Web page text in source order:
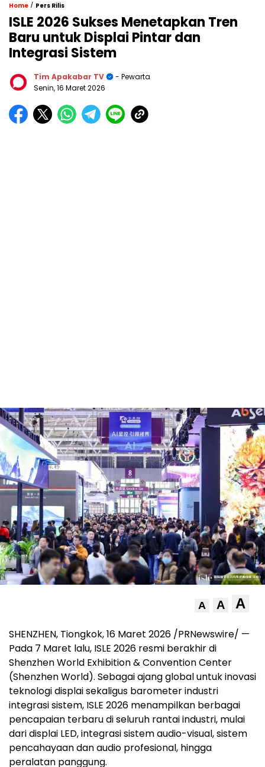
Home / Pers Rilis
ISLE 2026 Sukses Menetapkan Tren
Baru untuk Displai Pintar dan
Integrasi Sistem
Tim Apakabar TV
- Pewarta
Senin, 16 Maret 2026
A A A
SHENZHEN, Tiongkok, 16 Maret 2026 /PRNewswire/ —
Pada 7 Maret lalu, ISLE 2026 resmi berakhir di
Shenzhen World Exhibition & Convention Center
(Shenzhen World). Sebagai ajang global untuk inovasi
teknologi displai sekaligus barometer industri
integrasi sistem, ISLE 2026 menampilkan berbagai
pencapaian terbaru di seluruh rantai industri, mulai
dari displai LED, integrasi sistem audio-visual, sistem
pencahayaan dan audio profesional, hingga
peralatan panggung.